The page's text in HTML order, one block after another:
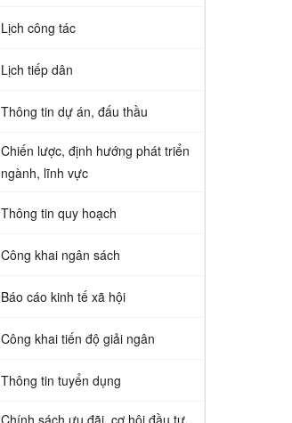
Lịch công tác
Lịch tiếp dân
Thông tin dự án, đấu thầu
Chiến lược, định hướng phát triển
ngành, lĩnh vực
Thông tin quy hoạch
Công khai ngân sách
Báo cáo kinh tế xã hội
Công khai tiến độ giải ngân
Thông tin tuyển dụng